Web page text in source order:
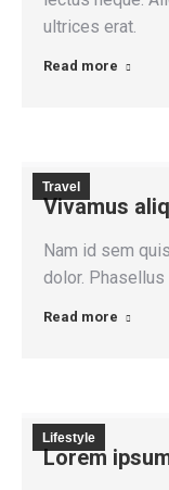
ultrices erat.
Read more
Travel
Vivamus
Nam id sem
dolor.
Read more
Lifestyle
Lorem